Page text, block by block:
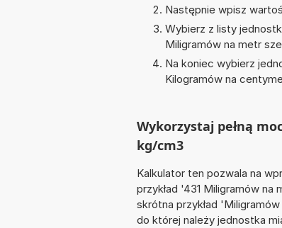
Następnie wpisz
Wybierz z listy
Miligramów na metr
Na koniec wybierz
Kilogramów na
Wykorzystaj pełną
kg/cm3
Kalkulator ten pozwala na
przykład '431 Miligramów
skrótna przykład
do której należy jednostka